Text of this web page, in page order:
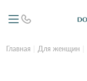
Главная Для женщин